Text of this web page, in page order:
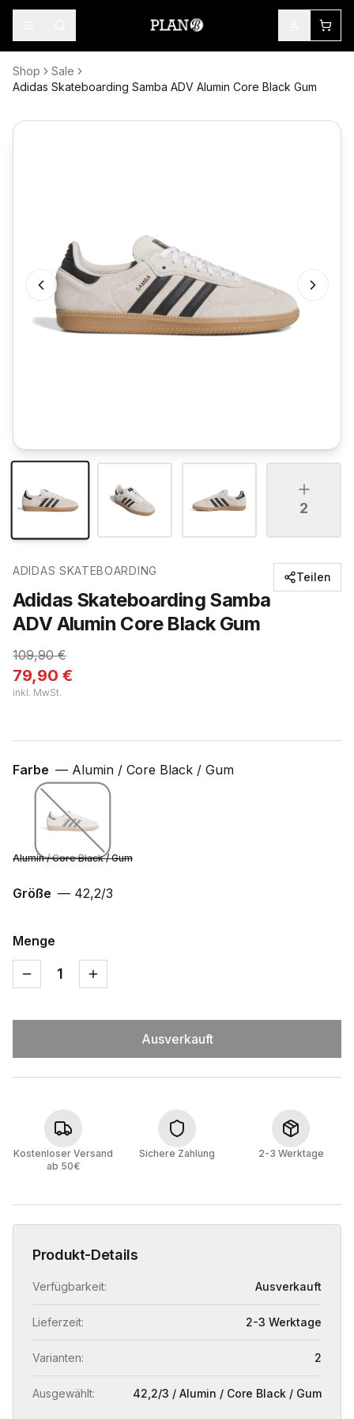
Shop
Sale
Adidas Skateboarding Samba ADV Alumin Core Black Gum
2
ADIDAS SKATEBOARDING
Adidas Skateboarding Samba
ADV Alumin Core Black Gum
109,90€
79,90 €
inkl. MwSt.
Teilen
Farbe — Alumin / Core Black / Gum
Alumin / Core Black / Gum
Größe — 42,2/3
Menge
1
Ausverkauft
Kostenloser Versand
ab 50€
Sichere Zahlung 2-3 Werktage
Produkt-Details
Verfügbarkeit: Ausverkauft
Lieferzeit: 2-3 Werktage
Varianten: 2
Ausgewählt: 42,2/3 / Alumin / Core Black / Gum